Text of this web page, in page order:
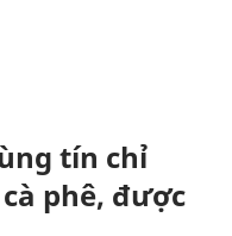
tín chỉ
phê, được